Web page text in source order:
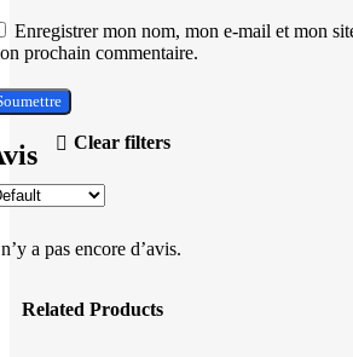
Clear filters
a pas encore d’avis.
Enregistrer mon nom, mon e-mail et mon
prochain commentaire.
Related Products